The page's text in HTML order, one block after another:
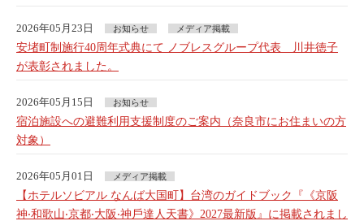
2026年05月23日 お知らせ メディア掲載
安堵町制施行40周年式典にて ノブレスグループ代表 川井徳子
が表彰されました。
2026年05月15日 お知らせ
宿泊施設への避難利用支援制度のご案内（奈良市にお住まいの方
対象）
2026年05月01日 メディア掲載
【ホテルソビアル なんば大国町】台湾のガイドブック『《京阪
神‧和歌山‧京都‧大阪‧神戶達人天書》2027最新版』に掲載されまし